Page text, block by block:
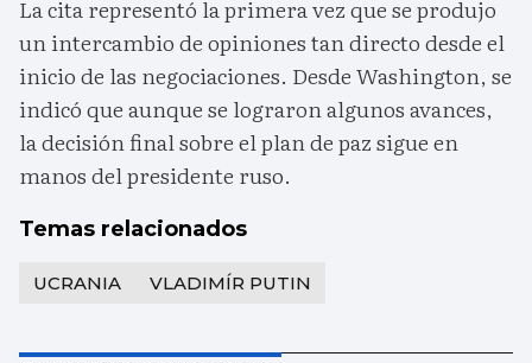
La cita representó la primera vez que se produjo
un intercambio de opiniones tan directo desde el
inicio de las negociaciones. Desde Washington, se
indicó que aunque se lograron algunos avances,
la decisión final sobre el plan de paz sigue en
manos del presidente ruso.
Temas relacionados
UCRANIA VLADIMÍR PUTIN